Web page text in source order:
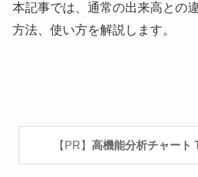
本記事では、通常の出来高との
方法、使い方を解説します。
【PR】 高機能分析チャート